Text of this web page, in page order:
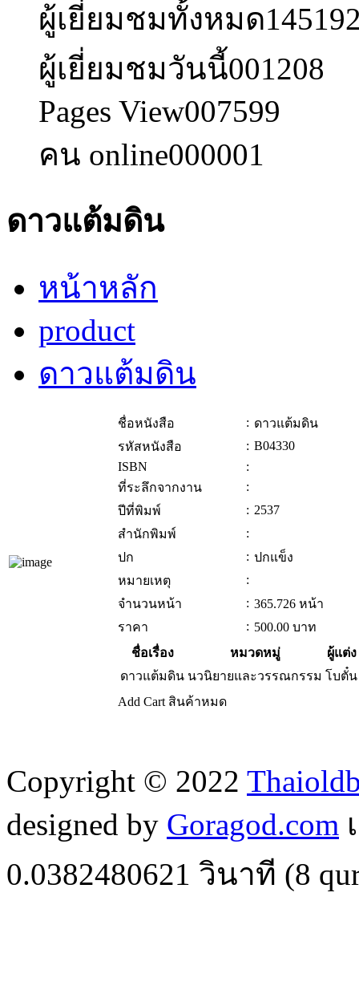
ผู้เยี่ยมชมทั้งหมด
ผู้เยี่ยมชมวันนี้001208
Pages View007599
คน online000001
ดาวแต้มดิน
หน้าหลัก
product
ดาวแต้มดิน
ชื่อหนังสือ : ดาวแต้มดิน
รหัสหนังสือ
: B04330
ISBN
:
ที่ระลึกจากงาน
:
ปีที่พิมพ์
: 2537
สำนักพิมพ์
:
ปก
: ปกแข็ง
หมายเหตุ
:
จำนวนหน้า
: 365.726 หน้า
ราคา
: 500.00 บาท
ชื่อเรื่อง
หมวดหมู่
ผู้แต่ง
ดาวแต้มดิน นวนิยายและวรรณกรรม โบตั๋น
Add Cart สินค้าหมด
Copyright © 2022
designed by Goragod.com
0.0382480621 วินาที (8